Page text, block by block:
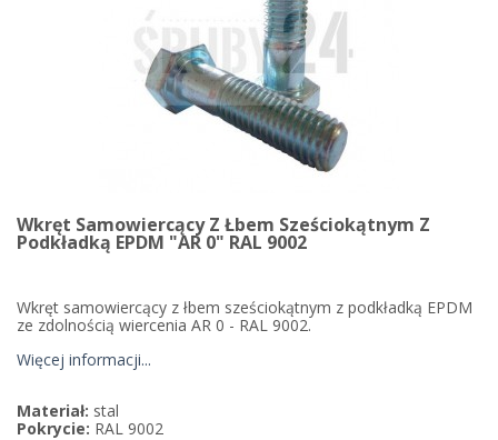
Wkręt Samowiercący Z Łbem Sześciokątnym Z
Podkładką EPDM "AR 0" RAL 9002
Wkręt samowiercący z łbem sześciokątnym z podkładką EPDM
ze zdolnością wiercenia AR 0 - RAL 9002.
Więcej informacji...
Materiał: stal
Pokrycie: RAL 9002